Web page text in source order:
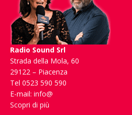
Radio Sound Srl
Strada della Mola, 60
29122 – Piacenza
Tel 0523 590 590
E-mail: info@
Scopri di più